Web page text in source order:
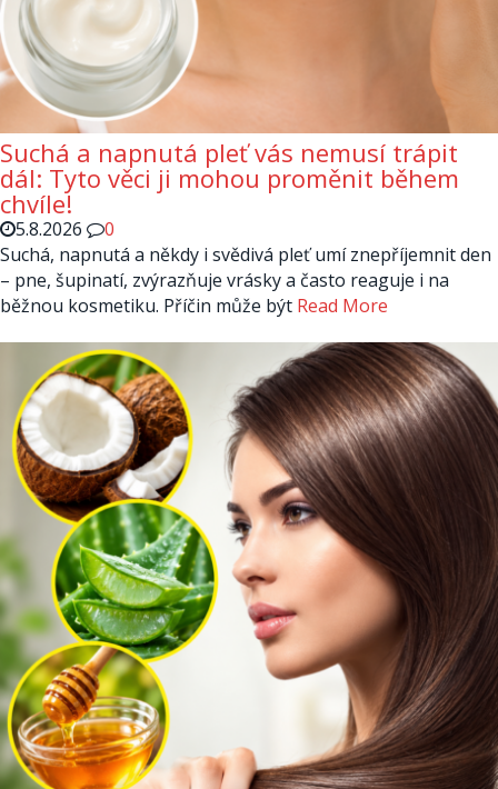
Suchá a napnutá pleť vás nemusí trápit
dál: Tyto věci ji mohou proměnit během
chvíle!
5.8.2026
0
Suchá, napnutá a někdy i svědivá pleť umí znepříjemnit den
– pne, šupinatí, zvýrazňuje vrásky a často reaguje i na
běžnou kosmetiku. Příčin může být Read More